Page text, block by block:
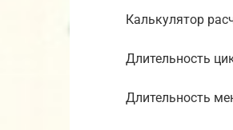
Калькулятор
Длительность
Длительность